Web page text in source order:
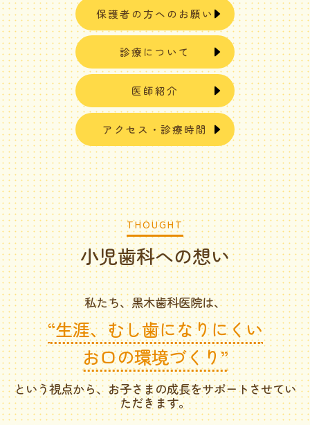
保護者の方へのお願い
診療について
医師紹介
アクセス・診療時間
小児歯科への想い
THOUGHT
私たち、黒木歯科医院は、
“生涯、むし歯になりにくい
お口の環境づくり”
という視点から、お子さまの成長をサポートさせてい
ただきます。